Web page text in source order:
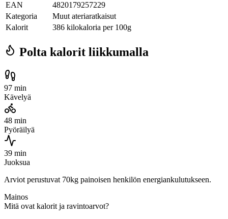
EAN
4820179257229
Kategoria
Muut ateriaratkaisut
Kalorit
386 kilokaloria per 100g
Polta kalorit liikkumalla
97 min
Kävelyä
48 min
Pyöräilyä
39 min
Juoksua
Arviot perustuvat 70kg painoisen henkilön energiankulutukseen.
Mainos
Mitä ovat kalorit ja ravintoarvot?